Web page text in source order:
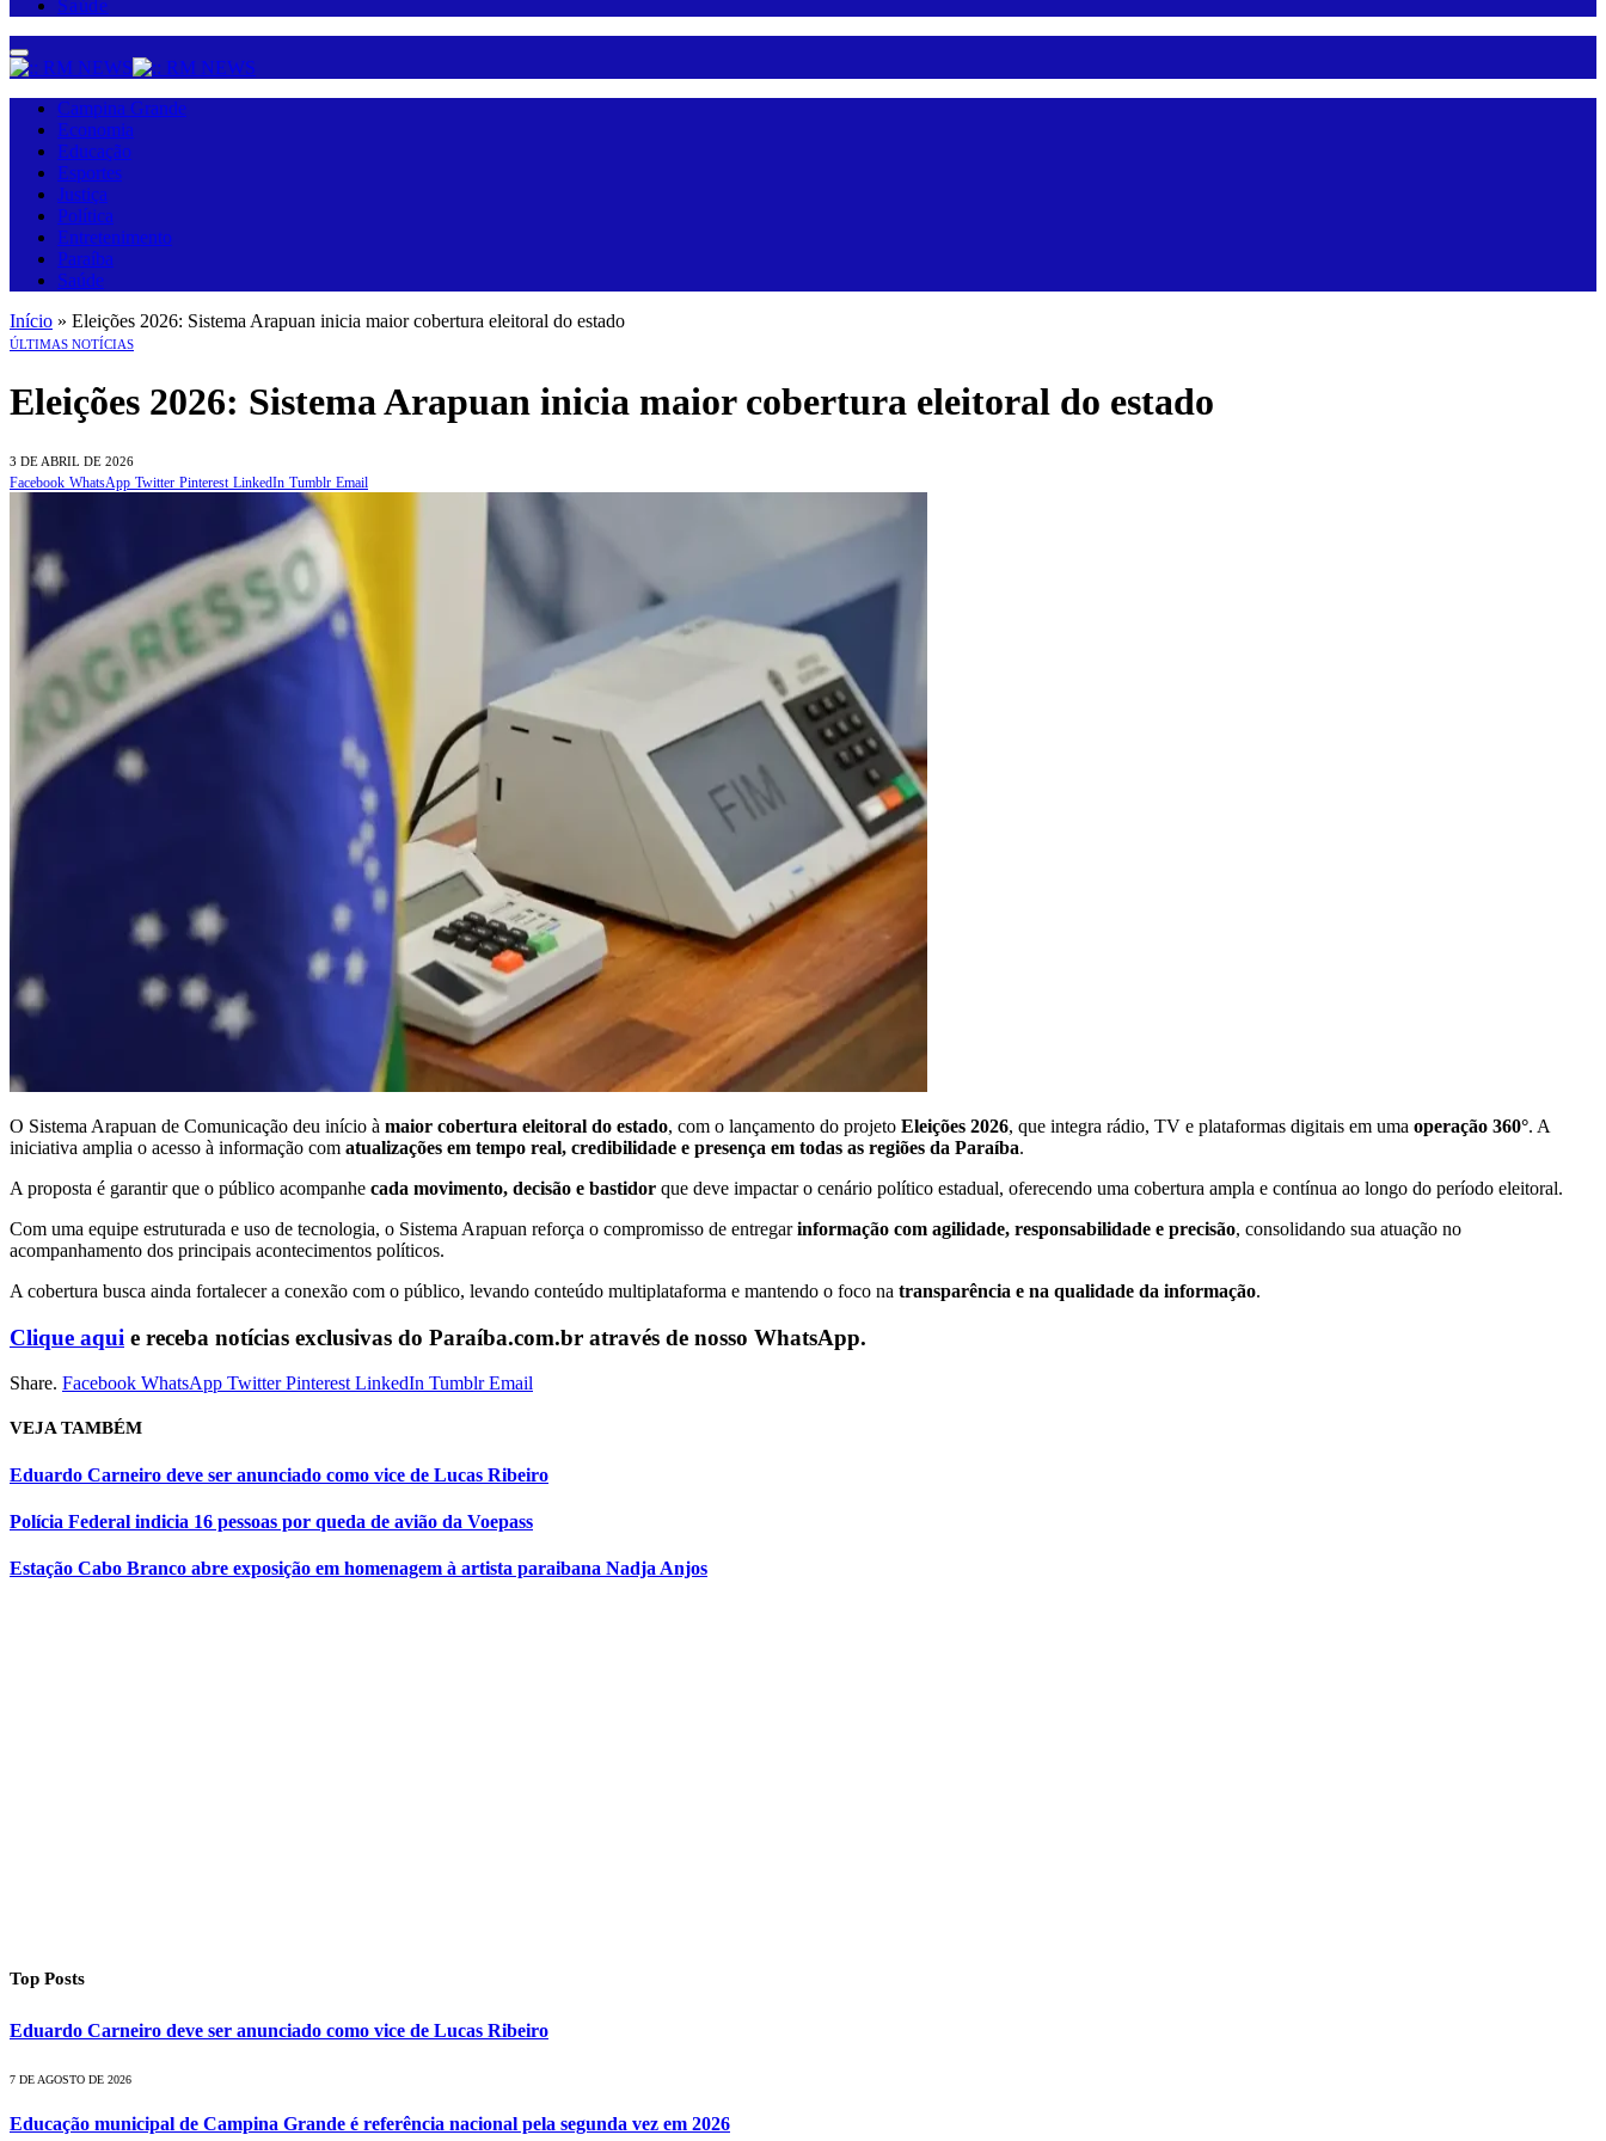
Saúde
Campina Grande
Economia
Educação
Esportes
Justiça
Política
Entretenimento
Paraíba
Saúde
Início » Eleições 2026: Sistema Arapuan inicia maior cobertura eleitoral do estado
ÚLTIMAS NOTÍCIAS
Eleições 2026: Sistema Arapuan inicia maior cobertura eleitoral do estado
3 DE ABRIL DE 2026
Facebook WhatsApp Twitter Pinterest LinkedIn Tumblr Email
O Sistema Arapuan de Comunicação deu início à maior cobertura eleitoral do estado, com o lançamento do projeto Eleições 2026, que integra rádio, TV e plataformas digitais em uma operação 360°. A
iniciativa amplia o acesso à informação com atualizações em tempo real, credibilidade e presença em todas as regiões da Paraíba.
A proposta é garantir que o público acompanhe cada movimento, decisão e bastidor que deve impactar o cenário político estadual, oferecendo uma cobertura ampla e contínua ao longo do período eleitoral.
Com uma equipe estruturada e uso de tecnologia, o Sistema Arapuan reforça o compromisso de entregarinformação com agilidade, responsabilidade e precisão, consolidando sua atuação no
acompanhamento dos principais acontecimentos políticos.
A cobertura busca ainda fortalecer a conexão com o público, levando conteúdo multiplataforma e mantendo o foco na transparência e na qualidade da informação.
Clique aqui e receba notícias exclusivas do Paraíba.com.br através de nosso WhatsApp.
Share. Facebook WhatsApp Twitter Pinterest LinkedIn Tumblr Email
VEJATAMBÉM
Eduardo Carneiro deve ser anunciado como vice de Lucas Ribeiro
Polícia Federal indicia 16 pessoas por queda de avião da Voepass
Estação Cabo Branco abre exposição em homenagem à artista paraibana Nadja Anjos
Top Posts
Eduardo Carneiro deve ser anunciado como vice de Lucas Ribeiro
7 DE AGOSTO DE 2026
Educação municipal de Campina Grande é referência nacional pela segunda vez em 2026